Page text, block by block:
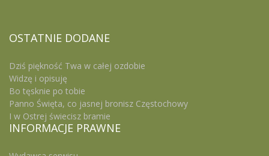
OSTATNIE DODANE
Dziś piękność Twa w całej ozdobie
Widzę i opisuję
Bo tęsknie po tobie
Panno Święta, co jasnej bronisz Częstochowy
I w Ostrej świecisz bramie
INFORMACJE PRAWNE